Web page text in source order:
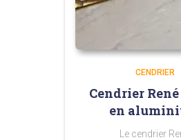
CENDRIER
Cendrier
en
Le cendrier